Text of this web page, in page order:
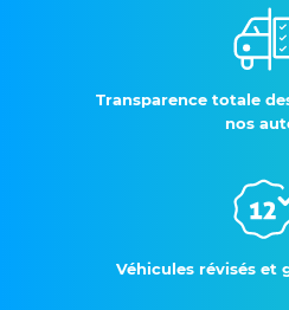
Transparence totale
nos
Véhicules révisés et